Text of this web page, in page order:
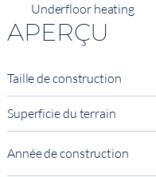
Underfloor heating
APERÇU
Taille de construction
Superficie du terrain
Année de construction